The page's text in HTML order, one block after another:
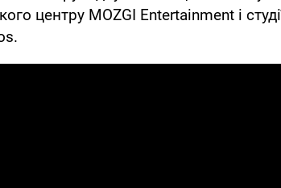
центру MOZGI Entertainment і